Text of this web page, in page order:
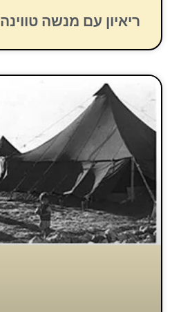
ריאיון עם מנשה טווינה